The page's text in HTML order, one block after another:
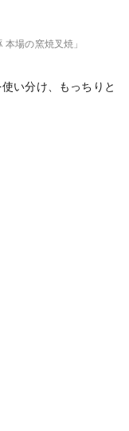
場の窯焼叉焼」
い分け、もっちりと